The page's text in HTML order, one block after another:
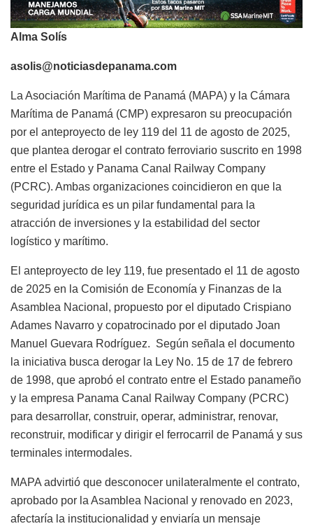
Alma Solís
asolis@noticiasdepanama.com
La Asociación Marítima de Panamá (MAPA) y la Cámara
Marítima de Panamá (CMP) expresaron su preocupación
por el anteproyecto de ley 119 del 11 de agosto de 2025,
que plantea derogar el contrato ferroviario suscrito en 1998
entre el Estado y Panama Canal Railway Company
(PCRC). Ambas organizaciones coincidieron en que la
seguridad jurídica es un pilar fundamental para la
atracción de inversiones y la estabilidad del sector
logístico y marítimo.
El anteproyecto de ley 119, fue presentado el 11 de agosto
de 2025 en la Comisión de Economía y Finanzas de la
Asamblea Nacional, propuesto por el diputado Crispiano
Adames Navarro y copatrocinado por el diputado Joan
Manuel Guevara Rodríguez. Según señala el documento
la iniciativa busca derogar la Ley No. 15 de 17 de febrero
de 1998, que aprobó el contrato entre el Estado panameño
y la empresa Panama Canal Railway Company (PCRC)
para desarrollar, construir, operar, administrar, renovar,
reconstruir, modificar y dirigir el ferrocarril de Panamá y sus
terminales intermodales.
MAPA advirtió que desconocer unilateralmente el contrato,
aprobado por la Asamblea Nacional y renovado en 2023,
afectaría la institucionalidad y enviaría un mensaje